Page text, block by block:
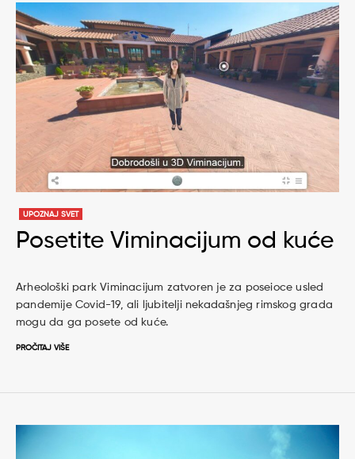
UPOZNAJ SVET
Posetite Viminacijum od kuće
Arheološki park Viminacijum zatvoren je za poseioce usled
pandemije Covid-19, ali ljubitelji nekadašnjeg rimskog grada
mogu da ga posete od kuće.
PROČITAJ VIŠE